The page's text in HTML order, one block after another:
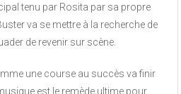
tenu par Rosita par sa propre
va se mettre à la recherche de
de revenir sur scène.
une course au succès va finir
est le remède ultime pour